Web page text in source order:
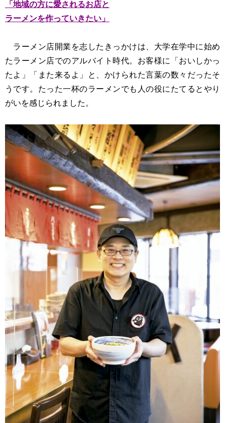
「地域の方に愛されるお店と
ラーメンを作っていきたい」
ラーメン店開業を志したきっかけは、大学在学中に始め
たラーメン店でのアルバイト時代。お客様に「おいしかっ
たよ」「また来るよ」と、かけられた言葉の数々だったそ
うです。たった一杯のラーメンでも人の役にたてるとやり
がいを感じられました。